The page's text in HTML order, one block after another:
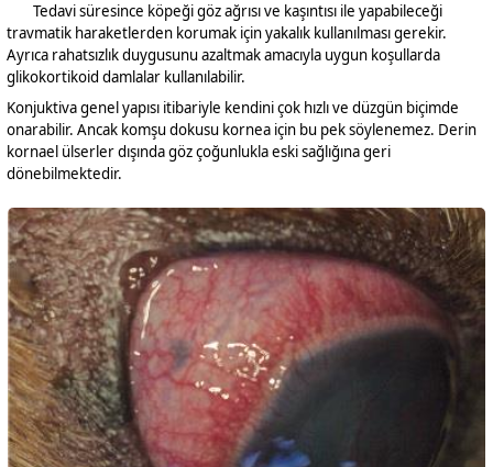
Tedavi süresince köpeği göz ağrısı ve kaşıntısı ile yapabileceği
travmatik haraketlerden korumak için yakalık kullanılması gerekir.
Ayrıca rahatsızlık duygusunu azaltmak amacıyla uygun koşullarda
glikokortikoid damlalar kullanılabilir.
Konjuktiva genel yapısı itibariyle kendini çok hızlı ve düzgün biçimde
onarabilir. Ancak komşu dokusu kornea için bu pek söylenemez. Derin
kornael ülserler dışında göz çoğunlukla eski sağlığına geri
dönebilmektedir.